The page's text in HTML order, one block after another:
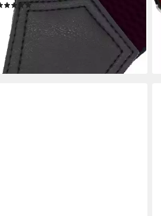
(100)
25,90 €
lieferbar - in 3-4 Werktagen bei dir
+13